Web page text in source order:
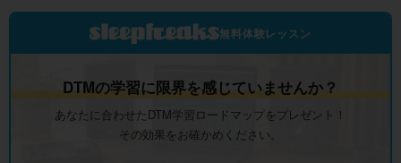
無料体験レッスン
DTMの学習に限界を感じていませんか？
あなたに合わせたDTM学習ロードマップをプレゼント！
その効果をお確かめください。